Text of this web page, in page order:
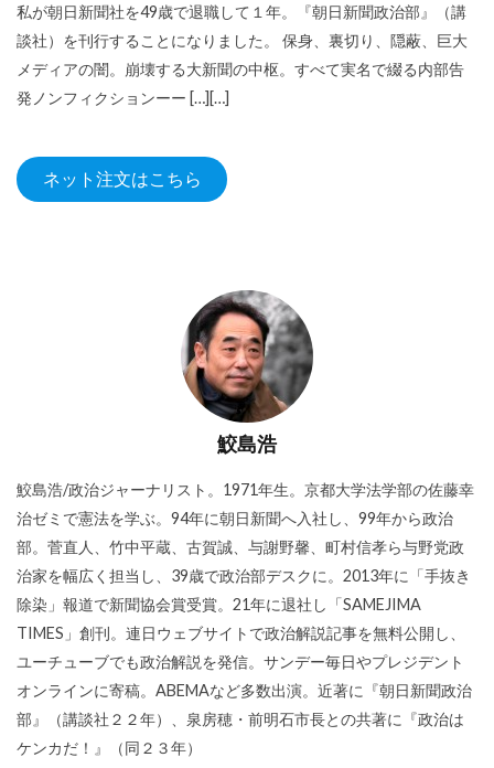
私が朝日新聞社を49歳で退職して１年。『朝日新聞政治部』（講
談社）を刊行することになりました。 保身、裏切り、隠蔽、巨大
メディアの闇。崩壊する大新聞の中枢。すべて実名で綴る内部告
発ノンフィクションーー […][…]
ネット注文はこちら
鮫島浩
鮫島浩/政治ジャーナリスト。1971年生。京都大学法学部の佐藤幸
治ゼミで憲法を学ぶ。94年に朝日新聞へ入社し、99年から政治
部。菅直人、竹中平蔵、古賀誠、与謝野馨、町村信孝ら与野党政
治家を幅広く担当し、39歳で政治部デスクに。2013年に「手抜き
除染」報道で新聞協会賞受賞。21年に退社し「SAMEJIMA
TIMES」創刊。連日ウェブサイトで政治解説記事を無料公開し、
ユーチューブでも政治解説を発信。サンデー毎日やプレジデント
オンラインに寄稿。ABEMAなど多数出演。近著に『朝日新聞政治
部』（講談社２２年）、泉房穂・前明石市長との共著に『政治は
ケンカだ！』（同２３年）